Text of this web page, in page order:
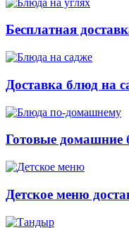
Бесплатная
Доставка блюд на
Готовые домашние
Детское меню